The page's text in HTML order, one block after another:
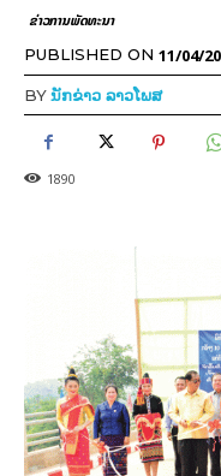
ຂ່າວການພັດທະນາ
PUBLISHED ON 11/04/
BYນັກຂ່າວ ລາວໂພສ
1890